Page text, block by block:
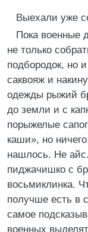
Выехали уже
Пока военные
не только
подбородок, но
саквояж и
одежды рыжий
до земли и с
порыжелые
каши», но
нашлось. Не
пиджачишко с
восьмиклинка.
получше есть в
самое
военных